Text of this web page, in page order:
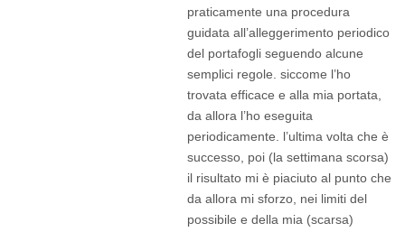
praticamente una procedura
guidata all’alleggerimento periodico
del portafogli seguendo alcune
semplici regole. siccome l’ho
trovata efficace e alla mia portata,
da allora l’ho eseguita
periodicamente. l’ultima volta che è
successo, poi (la settimana scorsa)
il risultato mi è piaciuto al punto che
da allora mi sforzo, nei limiti del
possibile e della mia (scarsa)